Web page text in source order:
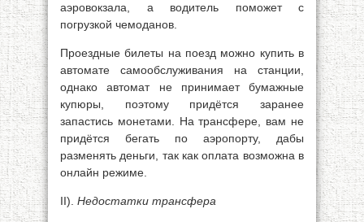
аэровокзала, а водитель поможет с
погрузкой чемоданов.
Проездные билеты на поезд можно купить в
автомате самообслуживания на станции,
однако автомат не принимает бумажные
купюры, поэтому придётся заранее
запастись монетами. На трансфере, вам не
придётся бегать по аэропорту, дабы
разменять деньги, так как оплата возможна в
онлайн режиме.
II). Недостатки трансфера